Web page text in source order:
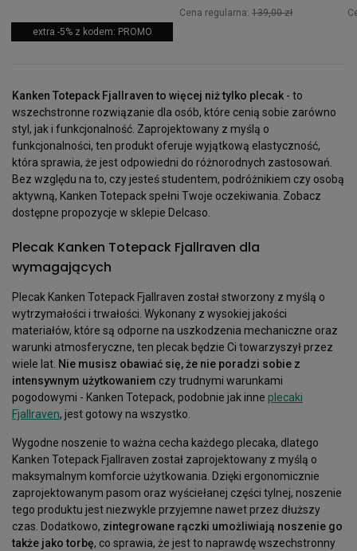
extra -5% z kodem: PROMO
Cena regularna: 139,00 zł
Kanken Totepack Fjallraven to więcej niż tylko plecak - to
wszechstronne rozwiązanie dla osób, które cenią sobie zarówno
styl, jak i funkcjonalność. Zaprojektowany z myślą o
funkcjonalności, ten produkt oferuje wyjątkową elastyczność,
która sprawia, że jest odpowiedni do różnorodnych zastosowań.
Bez względu na to, czy jesteś studentem, podróżnikiem czy osobą
aktywną, Kanken Totepack spełni Twoje oczekiwania. Zobacz
dostępne propozycje w sklepie Delcaso.
Plecak Kanken Totepack Fjallraven dla
wymagających
Plecak Kanken Totepack Fjallraven został stworzony z myślą o
wytrzymałości i trwałości. Wykonany z wysokiej jakości
materiałów, które są odporne na uszkodzenia mechaniczne oraz
warunki atmosferyczne, ten plecak będzie Ci towarzyszył przez
wiele lat. Nie musisz obawiać się, że nie poradzi sobie z
intensywnym użytkowaniem czy trudnymi warunkami
pogodowymi - Kanken Totepack, podobnie jak inne plecaki
Fjallraven, jest gotowy na wszystko.
Wygodne noszenie to ważna cecha każdego plecaka, dlatego
Kanken Totepack Fjallraven został zaprojektowany z myślą o
maksymalnym komforcie użytkowania. Dzięki ergonomicznie
zaprojektowanym pasom oraz wyściełanej części tylnej, noszenie
tego produktu jest niezwykle przyjemne nawet przez dłuższy
czas. Dodatkowo, zintegrowane rączki umożliwiają noszenie go
także jako torbę, co sprawia, że jest to naprawdę wszechstronny